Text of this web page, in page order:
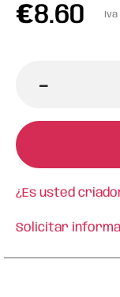
€8.60 Iva
-
¿Es usted
Solicitar